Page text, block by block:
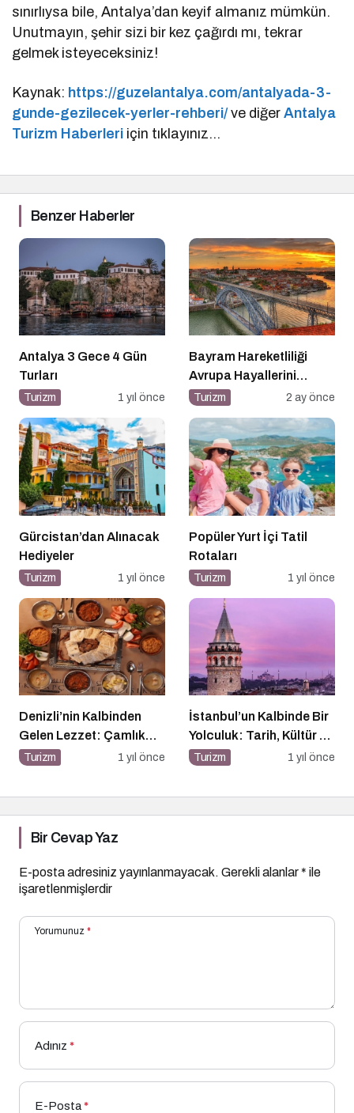
sınırlıysa bile, Antalya’dan keyif almanız mümkün.
Unutmayın, şehir sizi bir kez çağırdı mı, tekrar
gelmek isteyeceksiniz!
Kaynak: https://guzelantalya.com/antalyada-3-
gunde-gezilecek-yerler-rehberi/ve diğerAntalya
Turizm Haberleri için tıklayınız…
Benzer Haberler
Antalya 3 Gece 4 Gün
Turları
Turizm 1 yıl önce
Bayram Hareketliliği
Avrupa Hayallerini
Tetikledi
Turizm 2 ay önce
Gürcistan’dan Alınacak
Hediyeler
Turizm 1 yıl önce
Popüler Yurt İçi Tatil
Rotaları
Turizm 1 yıl önce
Denizli’nin Kalbinden
Gelen Lezzet: Çamlık
Denizli Kebapçısı
Turizm 1 yıl önce
İstanbul’un Kalbinde Bir
Yolculuk: Tarih, Kültür ve
Manzaranın Buluşma
Turizm 1 yıl önce
Bir Cevap Yaz
E-posta adresiniz yayınlanmayacak. Gerekli alanlar* ile
işaretlenmişlerdir
Yorumunuz *
Adınız *
E-Posta*